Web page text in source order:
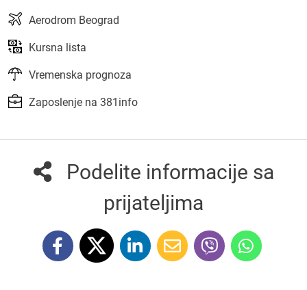
Aerodrom Beograd
Kursna lista
Vremenska prognoza
Zaposlenje na 381info
Podelite informacije sa
prijateljima